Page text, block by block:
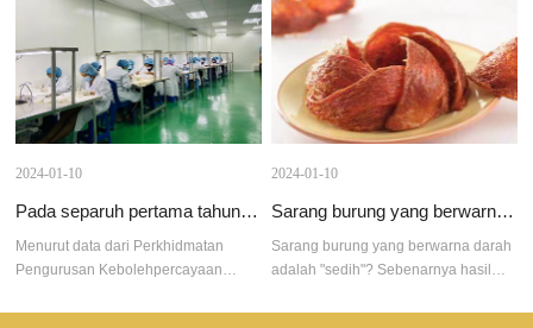
2024-01-10
Pada separuh pertama tahun 2022, buletin kebolehpercayaan sarang burung Caiq
Menurut data dari Perkhidmatan
Pengurusan Kebolehpercayaan
burung yang boleh dimakan yang
2024-01-10
Sarang burung yang berwarna darah adalah "sedih"?
Sarang burung yang berwarna darah
adalah "sedih"? Sebenarnya hasil
sekitar